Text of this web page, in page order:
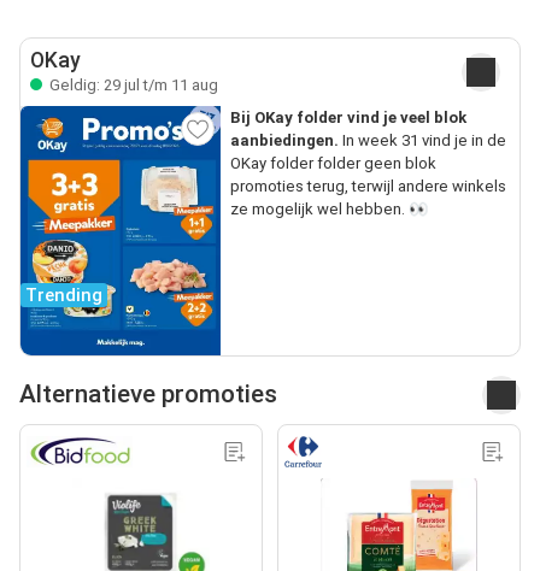
OKay
Geldig: 29 jul t/m 11 aug
Trending
Bij OKay folder vind je veel blok
aanbiedingen. In week 31 vind je in de
OKay folder folder geen blok
promoties terug, terwijl andere winkels
ze mogelijk wel hebben. 👀
Alternatieve promoties